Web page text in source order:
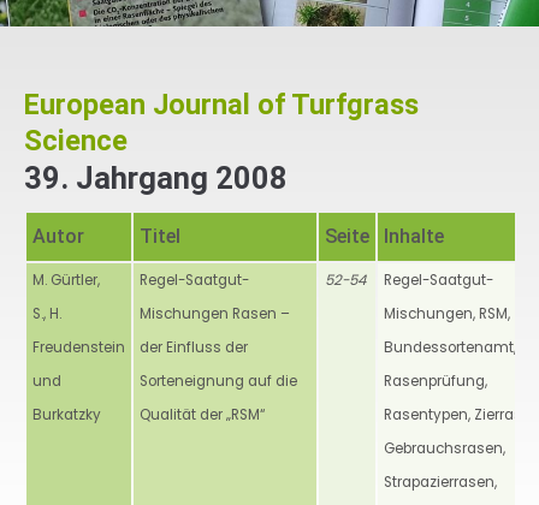
European Journal of Turfgrass
Science
39. Jahrgang 2008
Autor Titel Seite Inhalte
M. Gürtler,
S., H.
Freudenstein
und
Burkatzky
Regel-Saatgut-
Mischungen Rasen –
der Einfluss der
Sorteneignung auf die
Qualität der „RSM“
52-54
Regel-Saatgut-
Mischungen, RSM,
Bundessortenamt,
Rasenprüfung,
Rasentypen,
Gebrauchsrasen,
Strapazierrasen,